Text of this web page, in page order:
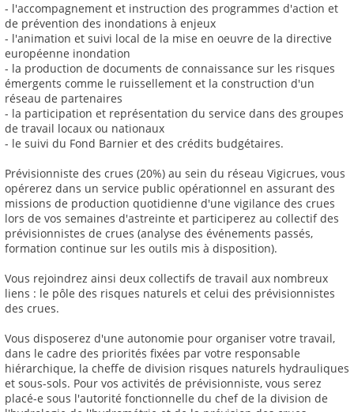
- l'accompagnement et instruction des programmes d'action et
de prévention des inondations à enjeux
- l'animation et suivi local de la mise en oeuvre de la directive
européenne inondation
- la production de documents de connaissance sur les risques
émergents comme le ruissellement et la construction d'un
réseau de partenaires
- la participation et représentation du service dans des groupes
de travail locaux ou nationaux
- le suivi du Fond Barnier et des crédits budgétaires.
Prévisionniste des crues (20%) au sein du réseau Vigicrues, vous
opérerez dans un service public opérationnel en assurant des
missions de production quotidienne d'une vigilance des crues
lors de vos semaines d'astreinte et participerez au collectif des
prévisionnistes de crues (analyse des événements passés,
formation continue sur les outils mis à disposition).
Vous rejoindrez ainsi deux collectifs de travail aux nombreux
liens : le pôle des risques naturels et celui des prévisionnistes
des crues.
Vous disposerez d'une autonomie pour organiser votre travail,
dans le cadre des priorités fixées par votre responsable
hiérarchique, la cheffe de division risques naturels hydrauliques
et sous-sols. Pour vos activités de prévisionniste, vous serez
placé-e sous l'autorité fonctionnelle du chef de la division de